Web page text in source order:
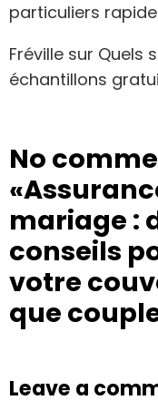
particuliers
Fréville sur Quels
échantillons
No
mariage :
conseils
votre
que
Leave a